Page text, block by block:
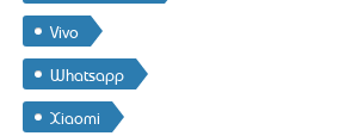
Vivo
Whatsapp
Xiaomi